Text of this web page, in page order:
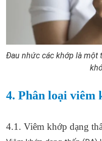
Đau nhức các khớp là một
4. Phân loại viêm
4.1. Viêm khớp dạng